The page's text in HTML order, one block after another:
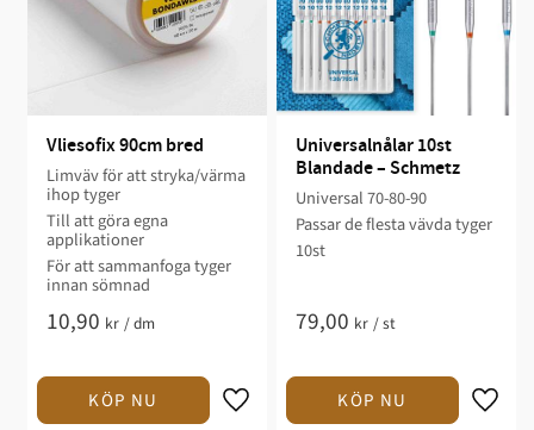
Vliesofix 90cm bred
Limväv för att stryka/värma
ihop tyger
Till att göra egna
applikationer
För att sammanfoga tyger
innan sömnad
10,90 kr /dm
Universalnålar 10st
Blandade – Schmetz
Universal 70-80-90
Passar de flesta vävda tyger
10st
79,00 kr /st